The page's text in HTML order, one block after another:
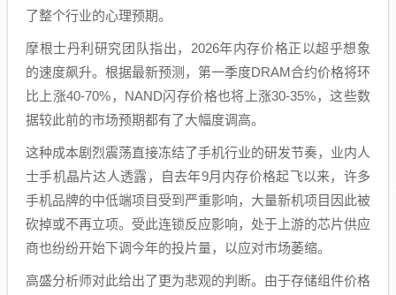
了整个行业的心理预期。
摩根士丹利研究团队指出，2026年内存价格正以超乎想象
的速度飙升。根据最新预测，第一季度DRAM合约价格将环
比上涨40-70%，NAND闪存价格也将上涨30-35%，这些数
据较此前的市场预期都有了大幅度调高。
这种成本剧烈震荡直接冻结了手机行业的研发节奏，业内人
士手机晶片达人透露，自去年9月内存价格起飞以来，许多
手机品牌的中低端项目受到严重影响，大量新机项目因此被
砍掉或不再立项。受此连锁反应影响，处于上游的芯片供应
商也纷纷开始下调今年的投片量，以应对市场萎缩。
高盛分析师对此给出了更为悲观的判断。由于存储组件价格